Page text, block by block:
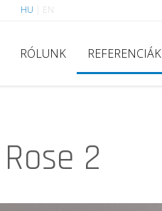
HU EN
RÓLUNK REFERENCIÁK
2